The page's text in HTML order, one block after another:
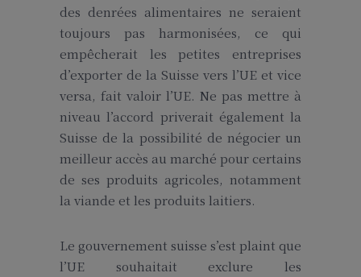
des denrées alimentaires ne seraient
toujours pas harmonisées, ce qui
empêcherait les petites entreprises
d’exporter de la Suisse vers l’UE et vice
versa, fait valoir l’UE. Ne pas mettre à
niveau l’accord priverait également la
Suisse de la possibilité de négocier un
meilleur accès au marché pour certains
de ses produits agricoles, notamment
la viande et les produits laitiers.
Le gouvernement suisse s’est plaint que
l’UE souhaitait exclure les